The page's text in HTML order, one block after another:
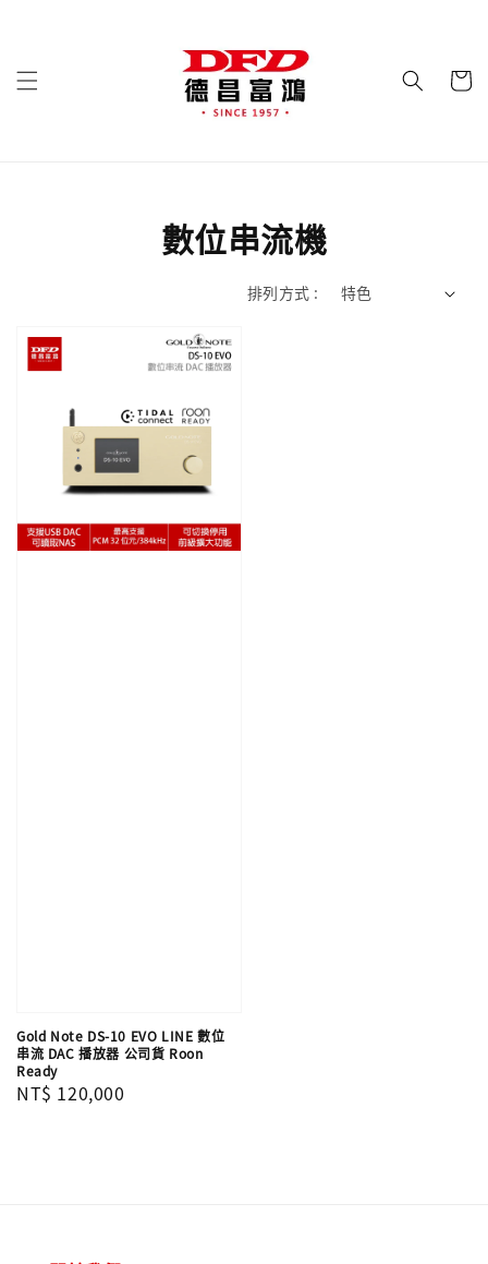
數位串流機
排列方式 :
Gold Note DS-10 EVO LINE 數位
串流 DAC 播放器 公司貨 Roon
Ready
Regular
NT$ 120,000